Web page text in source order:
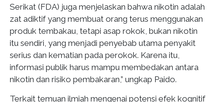
Serikat (FDA) juga menjelaskan bahwa nikotin adalah
zat adiktif yang membuat orang terus menggunakan
produk tembakau, tetapi asap rokok, bukan nikotin
itu sendiri, yang menjadi penyebab utama penyakit
serius dan kematian pada perokok. Karena itu,
informasi publik harus mampu membedakan antara
nikotin dan risiko pembakaran,” ungkap Paido.
Terkait temuan ilmiah mengenai potensi efek kognitif